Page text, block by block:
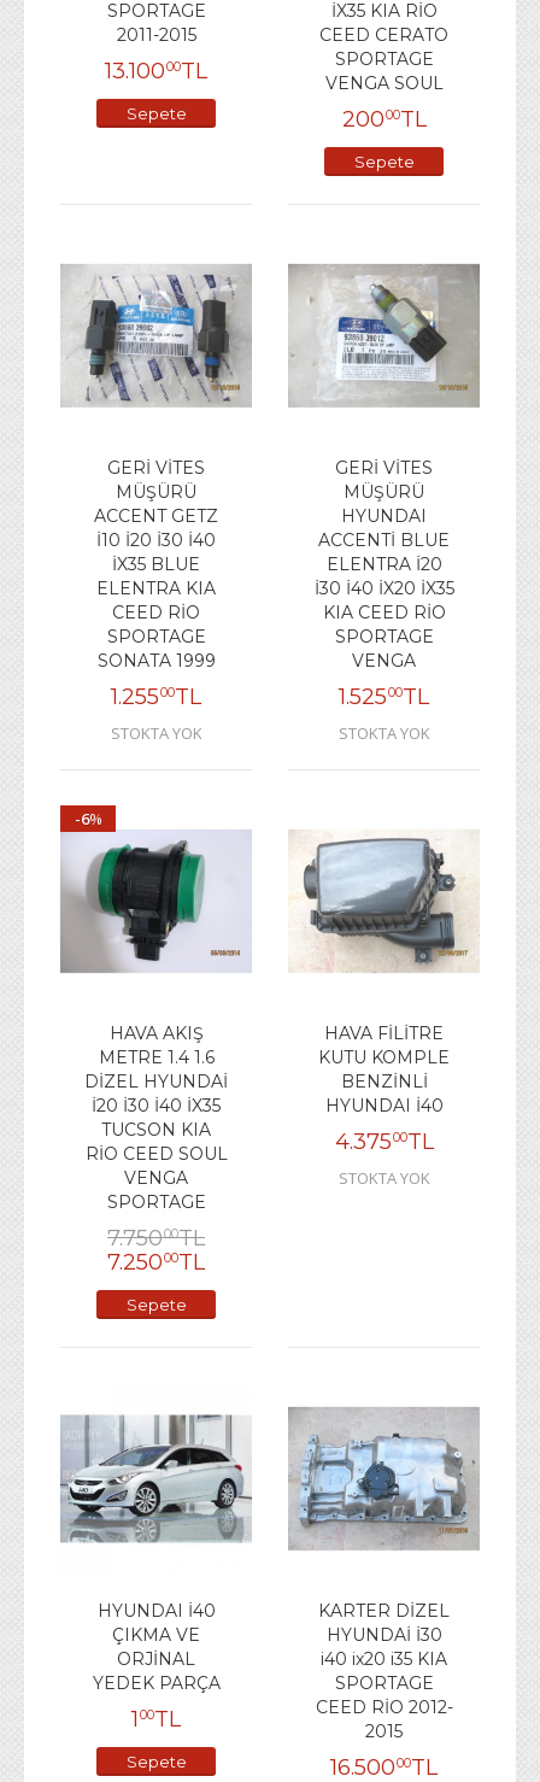
SPORTAGE
2011-2015
13.10000TL
Sepete
İX35 KIA RİO
CEED CERATO
SPORTAGE
VENGA SOUL
20000TL
Sepete
GERİ VİTES
MÜŞÜRÜ
ACCENT GETZ
İ10 İ20 İ30 İ40
İX35 BLUE
ELENTRA KIA
CEED RİO
SPORTAGE
SONATA 1999
1.25500TL
STOKTA YOK
GERİ VİTES
MÜŞÜRÜ
HYUNDAI
ACCENTİ BLUE
ELENTRA İ20
İ30 İ40 İX20 İX35
KIA CEED RİO
SPORTAGE
VENGA
1.52500TL
STOKTA YOK
HAVA AKIŞ
METRE 1.4 1.6
DİZEL HYUNDAİ
İ20 İ30 İ40 İX35
TUCSON KIA
RİO CEED SOUL
VENGA
SPORTAGE
7.75000TL
7.25000TL
Sepete
6%
HAVA FİLİTRE
KUTU KOMPLE
BENZİNLİ
HYUNDAI İ40
4.37500TL
STOKTA YOK
HYUNDAI İ40
ÇIKMA VE
ORJİNAL
YEDEK PARÇA
1 00TL
Sepete
KARTER DİZEL
HYUNDAİ İ30
i40 ix20 i35 KIA
SPORTAGE
CEED RİO 2012-
2015
16.50000TL